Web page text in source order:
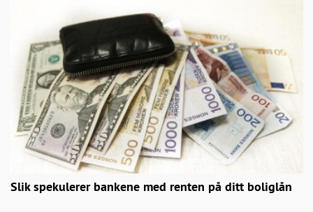
Slik spekulerer bankene med renten på ditt boliglån